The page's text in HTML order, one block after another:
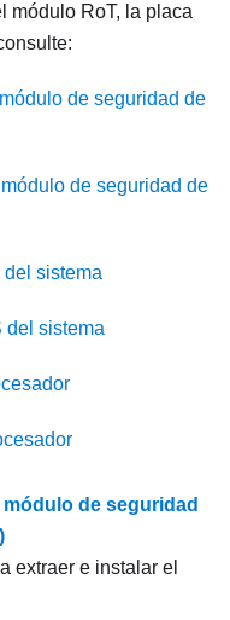
módulo RoT, la placa
de seguridad de
de seguridad de
sistema
del sistema
de seguridad
extraer e instalar el